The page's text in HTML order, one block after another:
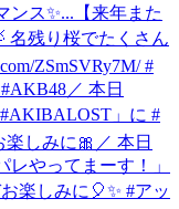
ンス✨... 【来年また
名残り桜でたくさん
ZSmSVRy7M/ #
／ 本日
」に #
しみに🎀 ／ 本日
やってまーす！」
楽しみに🎈✨ #アッ